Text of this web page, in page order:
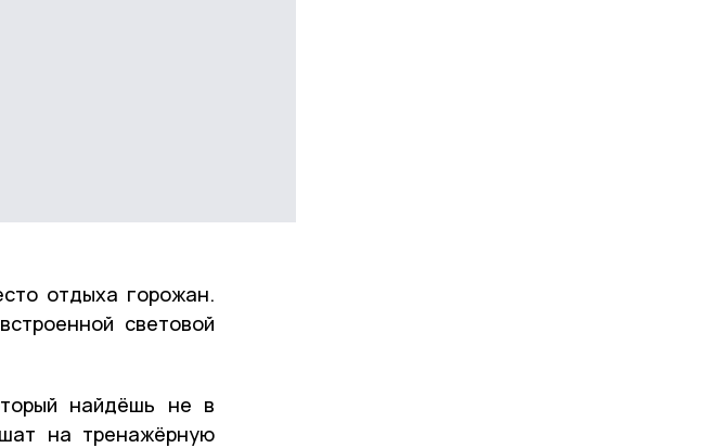
отдыха горожан.
световой
найдёшь не в
на тренажёрную